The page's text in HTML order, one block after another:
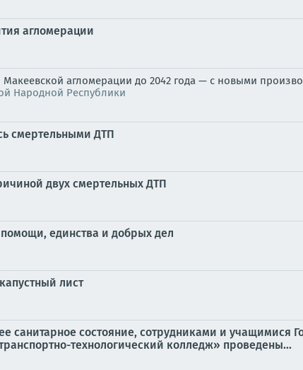
агломерации
Макеевской агломерации до 2042 года — с новыми
Народной Республики
смертельными ДТП
двух смертельных ДТП
единства и добрых дел
лист
состояние, сотрудниками и учащимися
технологический колледж» проведены...